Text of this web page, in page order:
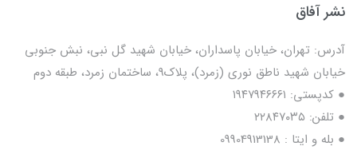
نشر آفاق
آدرس: تهران، خیابان پاسداران، خیابان شهید گل نبی، نبش جنوبی
خیابان شهید ناطق نوری (زمرد)، پلاک9، ساختمان زمرد، طبقه دوم
● کدپستی: ۱۹۴۷۹۴۶۶۶۱
● تلفن: ٢٢٨۴٧۰۳۵
● بله و ایتا : 09904913138